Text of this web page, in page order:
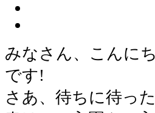
みなさん、こんに
です!
さあ、待ちに待っ